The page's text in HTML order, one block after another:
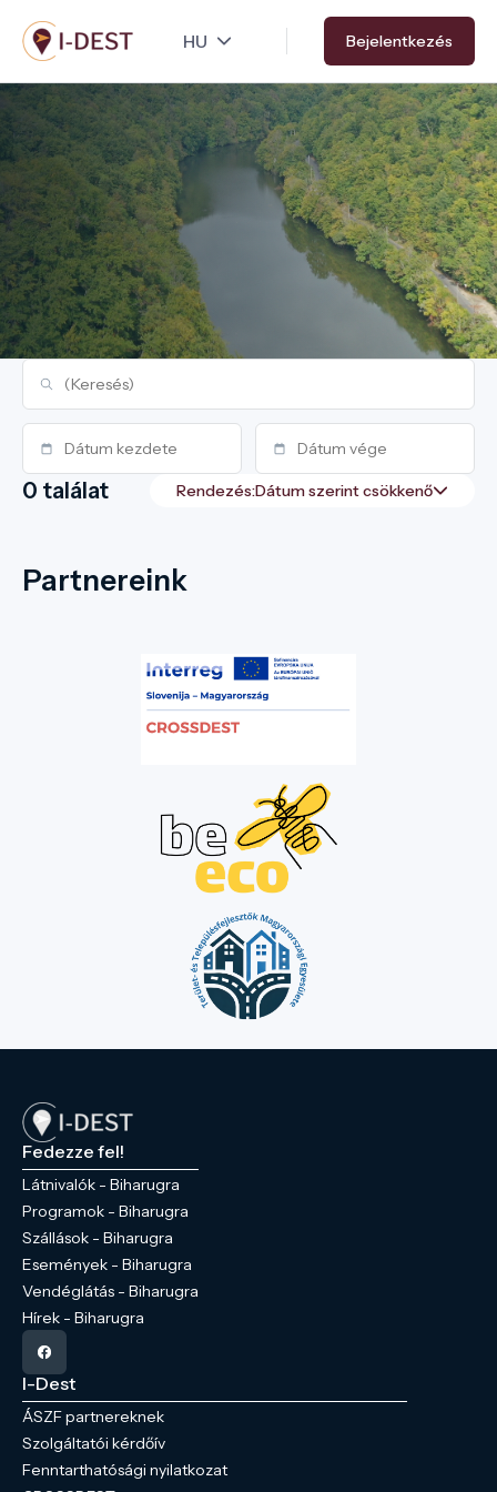
Ugrás
a
tartalomra
Bejelentkezés
0 találat Rendezés:
Partnereink
Fedezze fel!
Látnivalók - Biharugra
Programok - Biharugra
Szállások - Biharugra
Események - Biharugra
Vendéglátás - Biharugra
Hírek - Biharugra
I-Dest
ÁSZF partnereknek
Szolgáltatói kérdőív
Fenntarthatósági nyilatkozat